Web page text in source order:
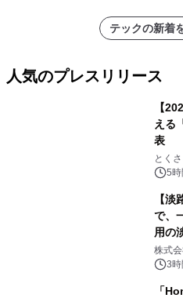
テックの新着
人気のプレスリリース
【
える
表
とく
5時
【
で、
用の
プー
スの2
株式
3時
「